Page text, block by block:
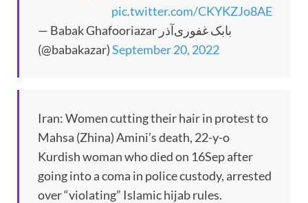
pic.twitter.com/CKYKZJo8AE
— Babak Ghafooriazar بابک غفوری‌آذر
(@babakazar)September 20, 2022
Iran: Women cutting their hair in protest to
Mahsa (Zhina) Amini’s death, 22-y-o
Kurdish woman who died on 16Sep after
going into a coma in police custody, arrested
over “violating” Islamic hijab rules.